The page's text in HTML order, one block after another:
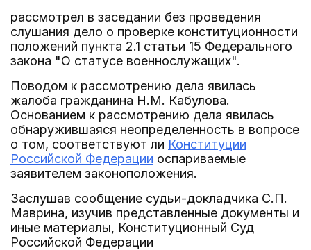
рассмотрел в заседании без проведения
слушания дело о проверке конституционности
положений пункта 2.1 статьи 15 Федерального
закона "О статусе военнослужащих".
Поводом к рассмотрению дела явилась
жалоба гражданина Н.М. Кабулова.
Основанием к рассмотрению дела явилась
обнаружившаяся неопределенность в вопросе
о том, соответствуют ли Конституции
Российской Федерации оспариваемые
заявителем законоположения.
Заслушав сообщение судьи-докладчика С.П.
Маврина, изучив представленные документы и
иные материалы, Конституционный Суд
Российской Федерации